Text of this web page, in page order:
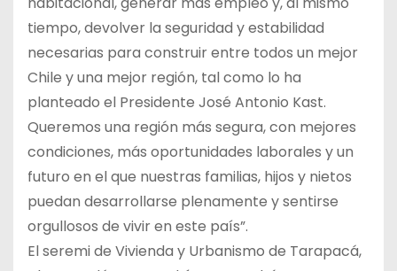
tiempo, devolver la seguridad y estabilidad
necesarias para construir entre todos un mejor
Chile y una mejor región, tal como lo ha
planteado el Presidente José Antonio Kast.
Queremos una región más segura, con mejores
condiciones, más oportunidades laborales y un
futuro en el que nuestras familias, hijos y nietos
puedan desarrollarse plenamente y sentirse
orgullosos de vivir en este país”.
El seremi de Vivienda y Urbanismo de Tarapacá,